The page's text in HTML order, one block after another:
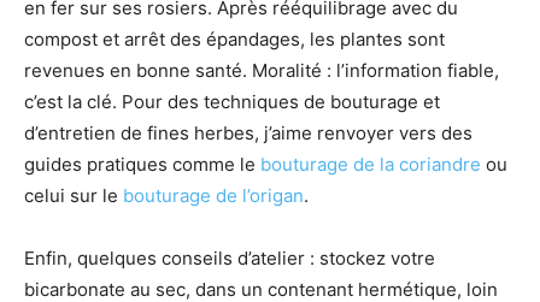
en fer sur ses rosiers. Après rééquilibrage avec du
compost et arrêt des épandages, les plantes sont
revenues en bonne santé. Moralité : l’information fiable,
c’est la clé. Pour des techniques de bouturage et
d’entretien de fines herbes, j’aime renvoyer vers des
guides pratiques comme le bouturage de la coriandre ou
celui sur le bouturage de l’origan.
Enfin, quelques conseils d’atelier : stockez votre
bicarbonate au sec, dans un contenant hermétique, loin